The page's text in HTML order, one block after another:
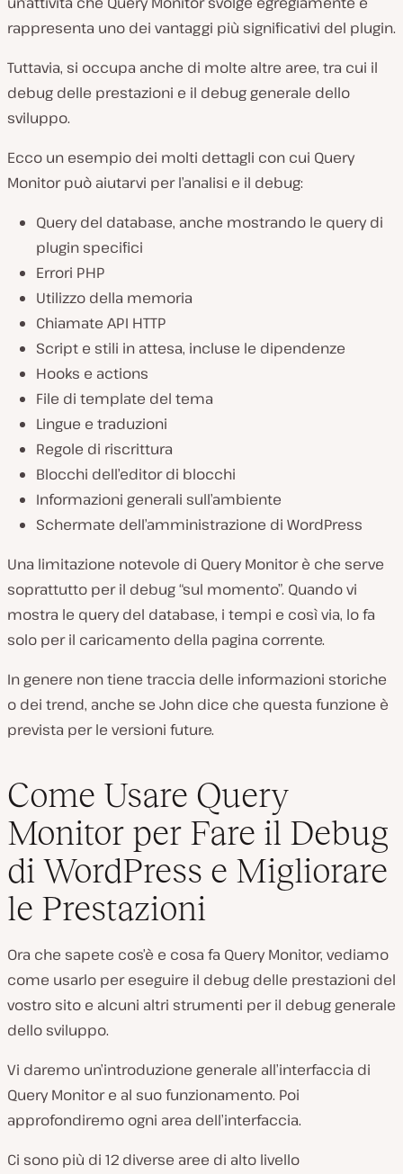
rappresenta uno dei vantaggi più significativi del plugin.
Tuttavia, si occupa anche di molte altre aree, tra cui il
debug delle prestazioni e il debug generale dello
sviluppo.
Ecco un esempio dei molti dettagli con cui Query
Monitor può aiutarvi per l’analisi e il debug:
Query del database, anche mostrando le query di
plugin specifici
Errori PHP
Utilizzo della memoria
Chiamate API HTTP
Script e stili in attesa, incluse le dipendenze
Hooks e actions
File di template del tema
Lingue e traduzioni
Regole di riscrittura
Blocchi dell’editor di blocchi
Informazioni generali sull’ambiente
Schermate dell’amministrazione di WordPress
Una limitazione notevole di Query Monitor è che serve
soprattutto per il debug “sul momento”. Quando vi
mostra le query del database, i tempi e così via, lo fa
solo per il caricamento della pagina corrente.
In genere non tiene traccia delle informazioni storiche
o dei trend, anche se John dice che questa funzione è
prevista per le versioni future.
Come Usare Query
Monitor per Fare il Debug
di WordPress e Migliorare
le Prestazioni
Ora che sapete cos’è e cosa fa Query Monitor, vediamo
come usarlo per eseguire il debug delle prestazioni del
vostro sito e alcuni altri strumenti per il debug generale
dello sviluppo.
Vi daremo un’introduzione generale all’interfaccia di
Query Monitor e al suo funzionamento. Poi
approfondiremo ogni area dell’interfaccia.
Ci sono più di 12 diverse aree di alto livello